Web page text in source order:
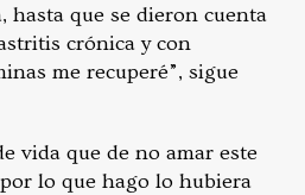
hasta que se dieron cuenta
crónica y con
me recuperé”, sigue
vida que de no amar este
lo que hago lo hubiera